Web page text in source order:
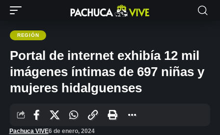
REGIÓN
Portal de internet exhibía 12 mil
imágenes íntimas de 697 niñas y
mujeres hidalguenses
Pachuca VIVE6 de enero, 2024